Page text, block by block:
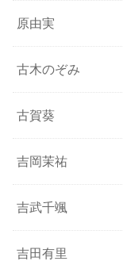
原由実
古木のぞみ
古賀葵
吉岡茉祐
吉武千颯
吉田有里